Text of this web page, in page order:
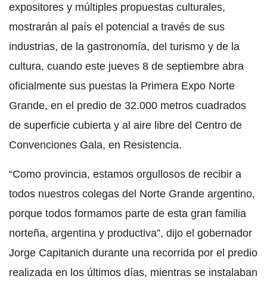
expositores y múltiples propuestas culturales,
mostrarán al país el potencial a través de sus
industrias, de la gastronomía, del turismo y de la
cultura, cuando este jueves 8 de septiembre abra
oficialmente sus puestas la Primera Expo Norte
Grande, en el predio de 32.000 metros cuadrados
de superficie cubierta y al aire libre del Centro de
Convenciones Gala, en Resistencia.
“Como provincia, estamos orgullosos de recibir a
todos nuestros colegas del Norte Grande argentino,
porque todos formamos parte de esta gran familia
norteña, argentina y productiva”, dijo el gobernador
Jorge Capitanich durante una recorrida por el predio
realizada en los últimos días, mientras se instalaban